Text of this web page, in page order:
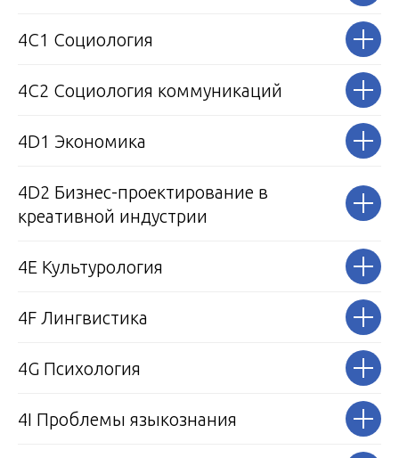
4С1 Социология
4С2 Социология коммуникаций
4D1 Экономика
4D2 Бизнес-проектирование в
креативной индустрии
4Е Культурология
4F Лингвистика
4G Психология
4I Проблемы языкознания